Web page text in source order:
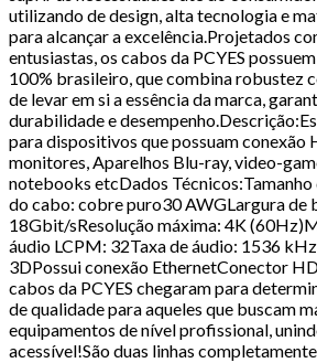
utilizando de design, alta tecnologia e
para alcançar a excelência.Projetados
entusiastas, os cabos da PCYES
100% brasileiro, que combina robustez
de levar em si a essência da marca,
durabilidade e
para dispositivos que possuam conexão
monitores, Aparelhos Blu-ray, video-
notebooks etcDados
do cabo: cobre puro30 AWGLargura de
18Gbit/sResolução máxima: 4K
áudio LCPM: 32Taxa de áudio: 1536
3DPossui conexão EthernetConector
cabos da PCYES chegaram para
de qualidade para aqueles que buscam
equipamentos de nível profissional,
acessível!São duas linhas